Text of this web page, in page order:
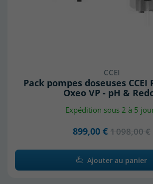
CCEI
Pack pompes doseuses CCEI
Oxeo VP - pH &
Expédition sous 2 à 5
899,00 € 1 098,00 €
Ajouter au panier